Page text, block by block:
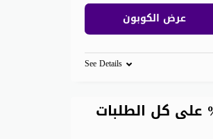
عرض الكوبون
See Details